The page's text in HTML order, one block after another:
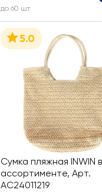
до 60 шт
5.0
Сумка пляжная INWIN в
ассортименте, Арт.
AC24011219